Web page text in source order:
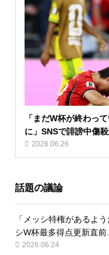
「まだW杯が終わっ
に」SNSで誹謗中傷
2026.06.26
話題の議論
「メッシ特権があるよ
シW杯最多得点更新直前...
2026.06.24